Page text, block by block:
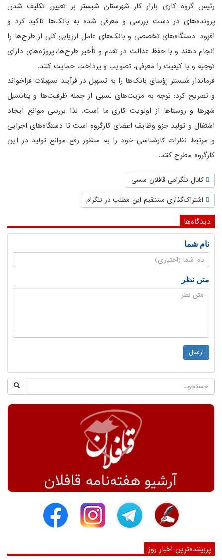
رئیس گروه کاری بازار کار شهرستان شبستر بر تعیین تکلیف شدن
پرونده‌های در دست بررسی و معرفی شده به بانک‌ها تاکید کرد و
افزود: دستگاه‌های تخصصی و بانک‌های عامل ارزیابی کلی از طرح‌ها را
انجام دهند و با حفظ عدالت در تقدم و تأخیر طرح‌ها، پروژه‌های دارای
توجیه و با کیفیت را معرفی، تصویب و پرداخت حمایت کنند.
فرماندار شبستر رؤسای بانک‌ها را به تسهیل در فرآیند تسهیلات فراخواند
و تصریح کرد: توجه به مزیت‌های نسبی از جمله ظرفیت‌ها و پتانسیل
شهرها و روستاها از اولویت کاری ما است. لذا بررسی موانع ایجاد
اشتغال و تولید جزو وظایف اعضای کارگروه است تا دستگاه‌های اجرایی
و مرتبط نظرات کارشناسی خود را به منظور رفع موانع تولید در این
کارگروه مطرح کنند.
کانال تلگرامی قافلان سسی
اشتراک‌گذاری مستقیم این مطلب در تلگرام
دیدگاه‌ها
نام شما
متن نظر
ارسال
پربیننده‌ترین اخبار روز